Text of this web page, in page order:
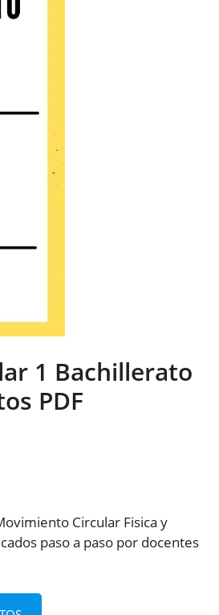
1 Bachillerato
PDF
Circular Fisica y
paso a paso por docentes